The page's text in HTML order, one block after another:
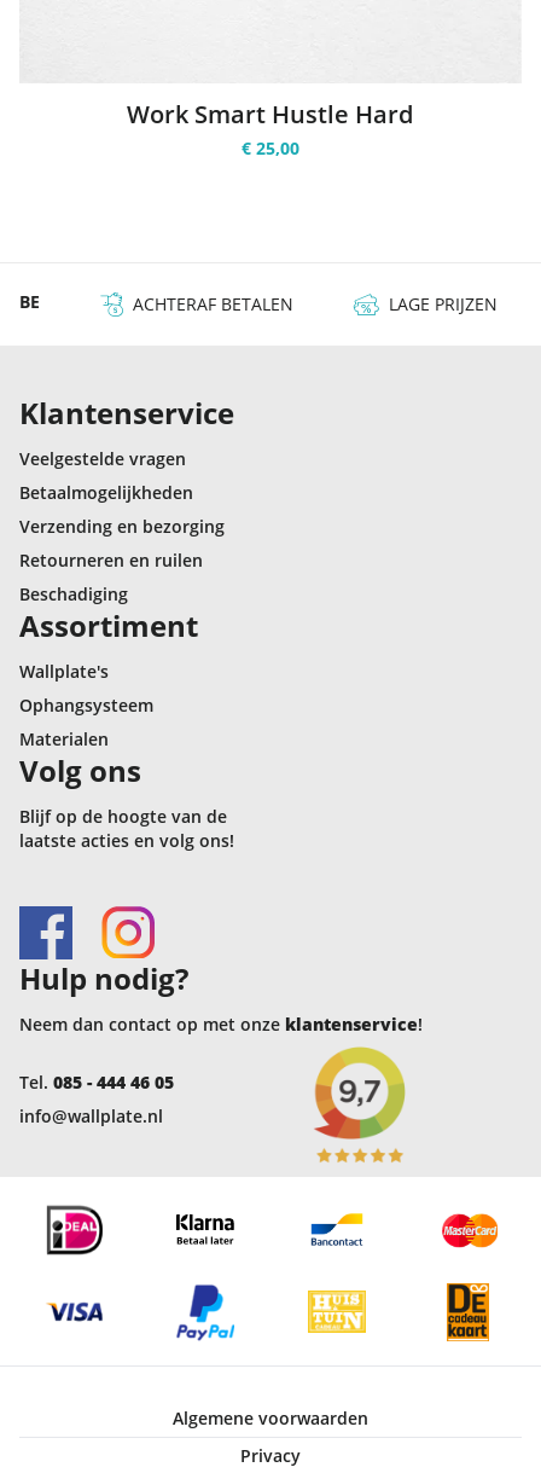
Work Smart Hustle Hard
€ 25,00
BE ACHTERAF BETALEN LAGE PRIJZEN
Klantenservice
Veelgestelde vragen
Betaalmogelijkheden
Verzending en bezorging
Retourneren en ruilen
Beschadiging
Assortiment
Wallplate's
Ophangsysteem
Materialen
Volg ons
Blijf op de hoogte van de
laatste acties en volg ons!
Hulp nodig?
Neem dan contact op met onze klantenservice!
Tel. 085 - 444 46 05
info@wallplate.nl
Algemene voorwaarden
Privacy